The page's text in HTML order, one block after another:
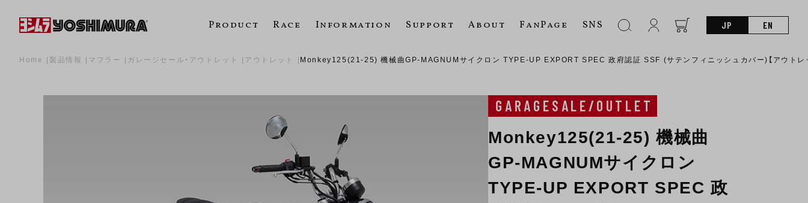
Product Race Information Support About FanPage SNS JP EN
Home 製品情報 マフラー ガレージセール・アウトレット アウトレット Monkey125(21-25) 機械曲GP-MAGNUMサイクロン TYPE-UP EXPORT SPEC 政府認証 SSF (サテンフィニッシュカバー)【アウトレ
GARAGESALE/OUTLET
Monkey125(21-25) 機械曲
GP-MAGNUMサイクロン
TYPE-UP EXPORT SPEC 政